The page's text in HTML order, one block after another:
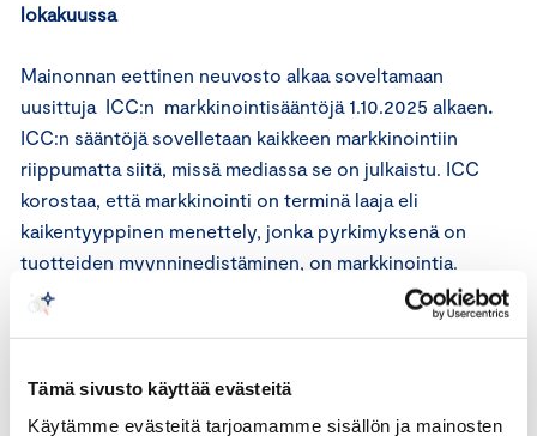
Tämä sivusto käyttää evästeitä
Käytämme evästeitä tarjoamamme sisällön ja mainosten
lokakuussa
Mainonnan eettinen neuvosto alkaa soveltamaan
uusittuja ICC:n markkinointisääntöjä 1.10.2025 alkaen.
ICC:n sääntöjä sovelletaan kaikkeen markkinointiin
riippumatta siitä, missä mediassa se on julkaistu. ICC
korostaa, että markkinointi on terminä laaja eli
kaikentyyppinen menettely, jonka pyrkimyksenä on
tuotteiden myynninedistäminen, on markkinointia.
Kokonaisuudessaan Paloranta kuvaa ICC:n päivitystä
”Uudet säännökset lisäävät kuluttajien luottamusta